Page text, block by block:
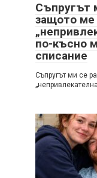
Съпругът
защото ме
по-късно
списание
Съпругът ми се